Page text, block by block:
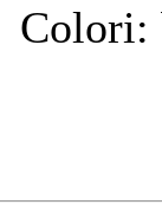
Colori: